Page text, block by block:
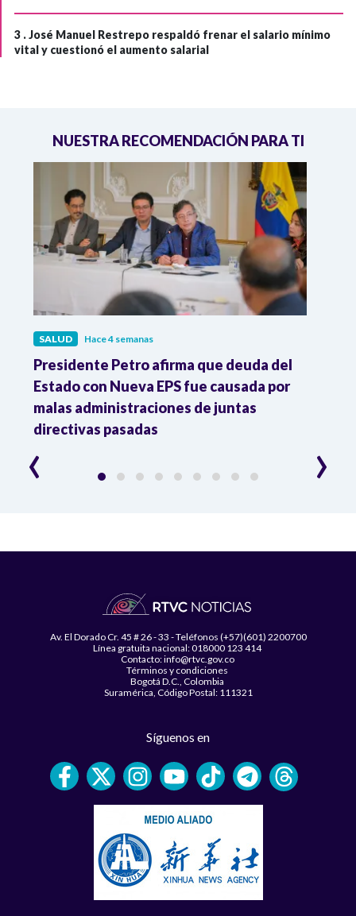
3 .José Manuel Restrepo respaldó frenar el salario mínimo
vital y cuestionó el aumento salarial
NUESTRA RECOMENDACIÓN PARA TI
SALUD Hace 4 semanas
Presidente Petro afirma que deuda del
Estado con Nueva EPS fue causada por
malas administraciones de juntas
directivas pasadas
‹ ›
Av. El Dorado Cr. 45 # 26 - 33 - Teléfonos (+57)(601) 2200700
Línea gratuita nacional: 018000 123 414
Contacto: info@rtvc.gov.co
Términos y condiciones
Bogotá D.C., Colombia
Suramérica, Código Postal: 111321
Síguenos en